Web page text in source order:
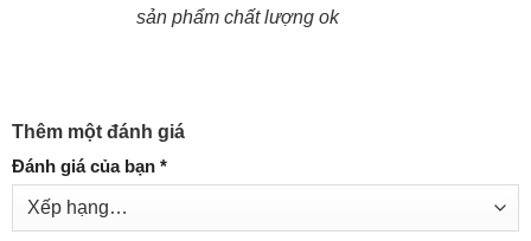
sản phẩm chất lượng ok
Thêm một đánh giá
Đánh giá của bạn *